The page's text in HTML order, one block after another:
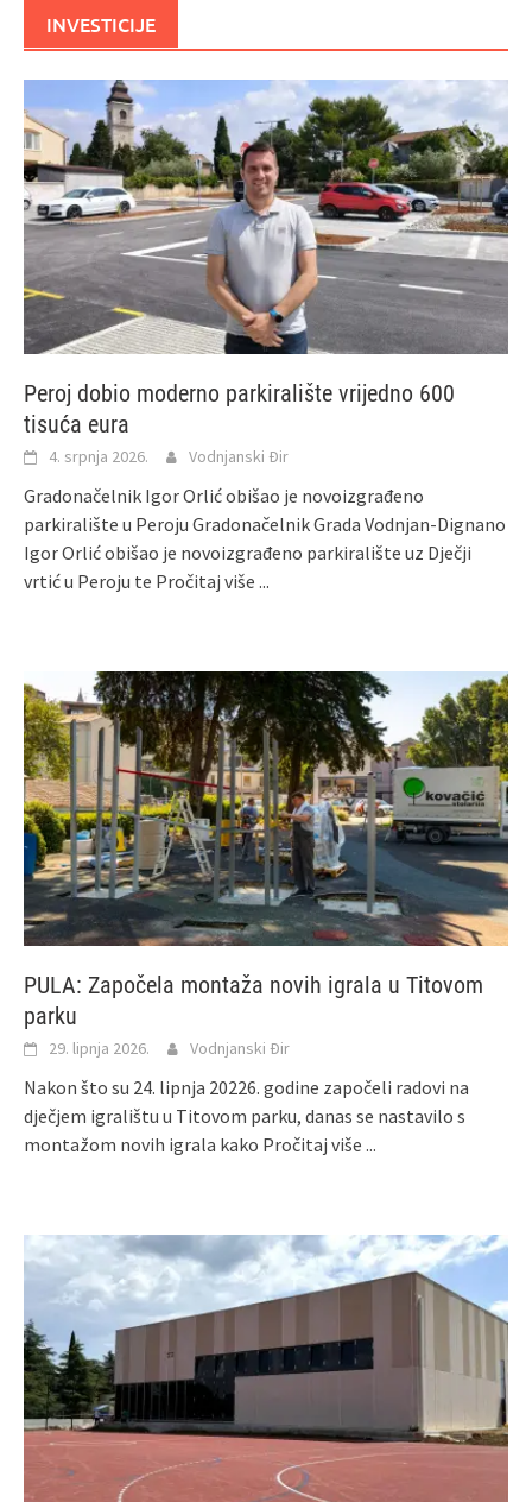
INVESTICIJE
Peroj dobio moderno parkiralište vrijedno 600
tisuća eura
4. srpnja 2026. Vodnjanski Đir
Gradonačelnik Igor Orlić obišao je novoizgrađeno
parkiralište u Peroju Gradonačelnik Grada Vodnjan-Dignano
Igor Orlić obišao je novoizgrađeno parkiralište uz Dječji
vrtić u Peroju te Pročitaj više ...
PULA: Započela montaža novih igrala u Titovom
parku
29. lipnja 2026. Vodnjanski Đir
Nakon što su 24. lipnja 20226. godine započeli radovi na
dječjem igralištu u Titovom parku, danas se nastavilo s
montažom novih igrala kako Pročitaj više ...